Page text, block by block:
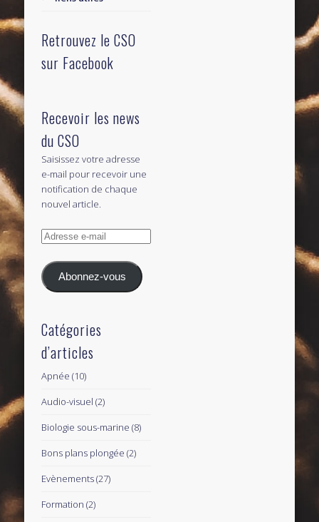
Retrouvez le CSO
sur Facebook
Recevoir les news
du CSO
Saisissez votre adresse
e-mail pour recevoir une
notification de chaque
nouvel article.
Adresse
mail
Abonnez-vous
Catégories
d’articles
Apnée (10)
Audio-visuel (2)
Biologie sous-marine (8)
Bons plans plongée (2)
Evènements(27)
Formation (2)